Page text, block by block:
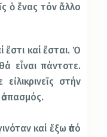
ὁ ἕνας τόν ἄλλο
καί ἔσται. Ὁ
εἶναι πάντοτε.
στήν
καί ἔξω ἀπό